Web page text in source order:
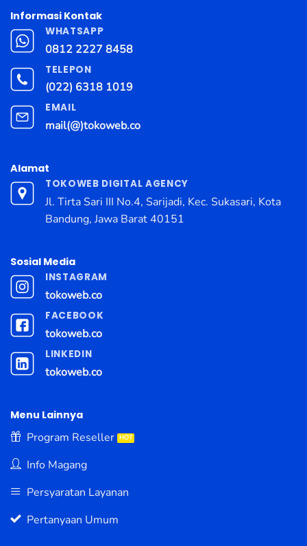
Informasi Kontak
WHATSAPP
0812 2227 8458
TELEPON
(022) 6318 1019
EMAIL
mail(@)tokoweb.co
Alamat
TOKOWEB DIGITAL AGENCY
Jl. Tirta Sari III No.4, Sarijadi, Kec. Sukasari, Kota
Bandung, Jawa Barat 40151
Sosial Media
INSTAGRAM
tokoweb.co
FACEBOOK
tokoweb.co
LINKEDIN
tokoweb.co
Menu Lainnya
Program Reseller
Info Magang
Persyaratan Layanan
Pertanyaan Umum